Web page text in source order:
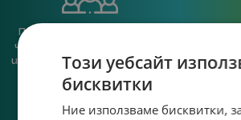
При нас говориш с реален
човек, не с чатбот, когато
имаш нужда от консултация
или справяне с проблем.
Този уебсайт
бисквитки
Ние използваме бисквитки,